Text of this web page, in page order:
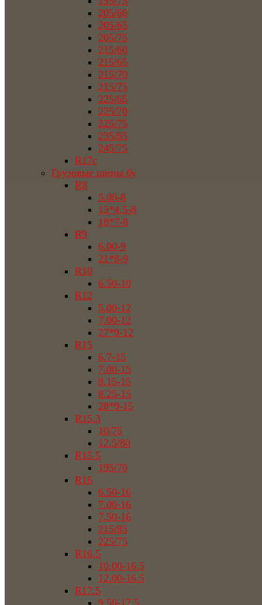
205/60
205/65
205/75
215/60
215/65
215/70
215/75
225/65
225/70
225/75
235/65
245/75
R17c
Грузовые шины бу
R8
5.00-8
15*4.5-8
18*7-8
R9
6.00-9
21*8-9
R10
6.50-10
R12
5.00-12
7.00-12
27*9-12
R15
6.7-15
7.00-15
8.15-15
8.25-15
28*9-15
R15.3
10/75
12.5/80
R15.5
195/70
R16
6.50-16
7.00-16
7.50-16
215/85
225/75
R16.5
10.00-16.5
12.00-16.5
R17.5
9.50-17.5